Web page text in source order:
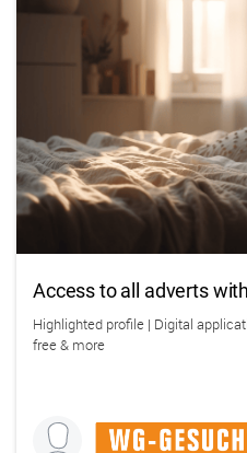
Access to all adverts
Highlighted profile | Digital
free & more